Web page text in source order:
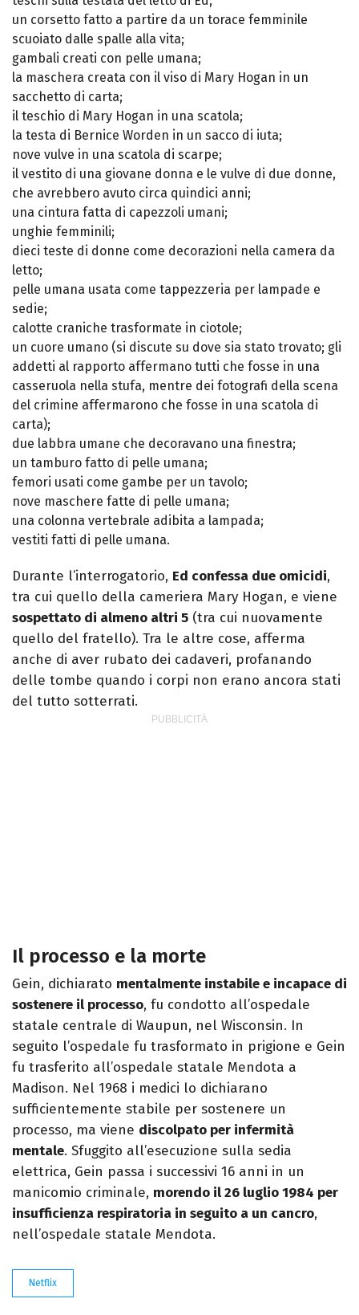
un corsetto fatto a partire da un torace femminile
scuoiato dalle spalle alla vita;
gambali creati con pelle umana;
la maschera creata con il viso di Mary Hogan in un
sacchetto di carta;
il teschio di Mary Hogan in una scatola;
la testa di Bernice Worden in un sacco di iuta;
nove vulve in una scatola di scarpe;
il vestito di una giovane donna e le vulve di due donne,
che avrebbero avuto circa quindici anni;
una cintura fatta di capezzoli umani;
unghie femminili;
dieci teste di donne come decorazioni nella camera da
letto;
pelle umana usata come tappezzeria per lampade e
sedie;
calotte craniche trasformate in ciotole;
un cuore umano (si discute su dove sia stato trovato; gli
addetti al rapporto affermano tutti che fosse in una
casseruola nella stufa, mentre dei fotografi della scena
del crimine affermarono che fosse in una scatola di
carta);
due labbra umane che decoravano una finestra;
un tamburo fatto di pelle umana;
femori usati come gambe per un tavolo;
nove maschere fatte di pelle umana;
una colonna vertebrale adibita a lampada;
vestiti fatti di pelle umana.
Durante l’interrogatorio, Ed confessa due omicidi,
tra cui quello della cameriera Mary Hogan, e viene
sospettato di almeno altri 5 (tra cui nuovamente
quello del fratello). Tra le altre cose, afferma
anche di aver rubato dei cadaveri, profanando
delle tombe quando i corpi non erano ancora stati
del tutto sotterrati.
Il processo e la morte
Gein, dichiarato mentalmente instabile e incapace di
sostenere il processo, fu condotto all’ospedale
statale centrale di Waupun, nel Wisconsin. In
seguito l’ospedale fu trasformato in prigione e Gein
fu trasferito all’ospedale statale Mendota a
Madison. Nel 1968 i medici lo dichiarano
sufficientemente stabile per sostenere un
processo, ma viene discolpato per infermità
mentale. Sfuggito all’esecuzione sulla sedia
elettrica, Gein passa i successivi 16 anni in un
manicomio criminale, morendo il 26 luglio 1984 per
insufficienza respiratoria in seguito a un cancro,
nell’ospedale statale Mendota.
Netflix